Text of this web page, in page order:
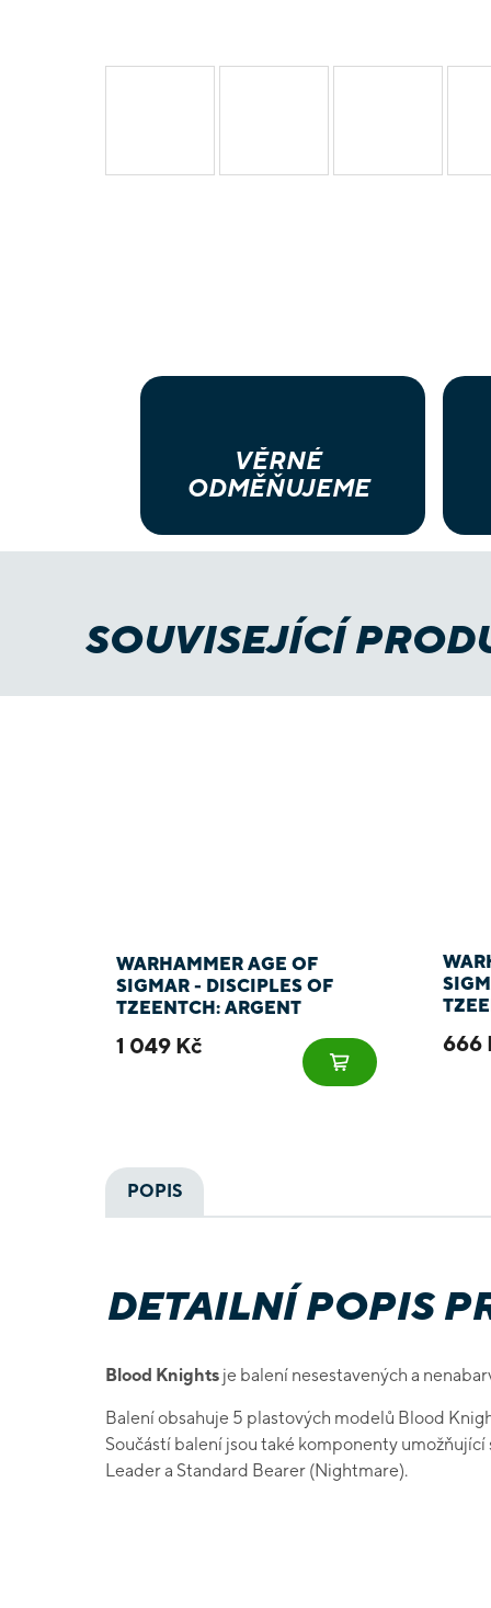
VĚRNÉ
ODMĚŇUJEME
SOUVISEJÍCÍ
WARHAMMER AGE OF
SIGMAR - DISCIPLES OF
TZEENTCH: ARGENT
1 049 Kč 666
POPIS
DETAILNÍ POPIS
Blood Knights je balení nesestavených a
Balení obsahuje 5 plastových modelů Blood
Součástí balení jsou také komponenty
Leader a Standard Bearer (Nightmare).